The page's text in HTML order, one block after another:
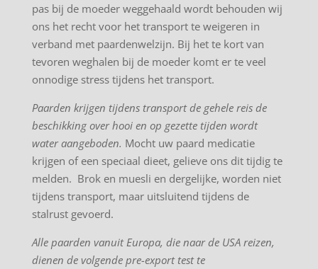
pas bij de moeder weggehaald wordt behouden wij
ons het recht voor het transport te weigeren in
verband met paardenwelzijn. Bij het te kort van
tevoren weghalen bij de moeder komt er te veel
onnodige stress tijdens het transport.
Paarden krijgen tijdens transport de gehele reis de
beschikking over hooi en op gezette tijden wordt
water aangeboden. Mocht uw paard medicatie
krijgen of een speciaal dieet, gelieve ons dit tijdig te
melden. Brok en muesli en dergelijke, worden niet
tijdens transport, maar uitsluitend tijdens de
stalrust gevoerd.
Alle paarden vanuit Europa, die naar de USA reizen,
dienen de volgende pre-export test te